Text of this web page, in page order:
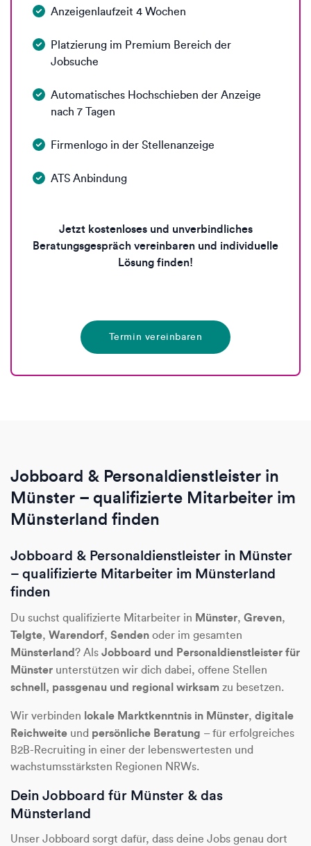
Anzeigenlaufzeit 4 Wochen
Platzierung im Premium Bereich der
Jobsuche
Automatisches Hochschieben der Anzeige
nach 7 Tagen
Firmenlogo in der Stellenanzeige
ATS Anbindung
Jetzt kostenloses und unverbindliches
Beratungsgespräch vereinbaren und individuelle
Lösung finden!
Termin vereinbaren
Jobboard & Personaldienstleister in
Münster – qualifizierte Mitarbeiter im
Münsterland finden
Jobboard & Personaldienstleister in Münster
– qualifizierte Mitarbeiter im Münsterland
finden
Du suchst qualifizierte Mitarbeiter in Münster, Greven,
Telgte, Warendorf, Senden oder im gesamten
Münsterland? Als Jobboard und Personaldienstleister für
Münster unterstützen wir dich dabei, offene Stellen
schnell, passgenau und regional wirksam zu besetzen.
Wir verbinden lokale Marktkenntnis in Münster, digitale
Reichweite und persönliche Beratung – für erfolgreiches
B2B-Recruiting in einer der lebenswertesten und
wachstumsstärksten Regionen NRWs.
Dein Jobboard für Münster & das
Münsterland
Unser Jobboard sorgt dafür, dass deine Jobs genau dort